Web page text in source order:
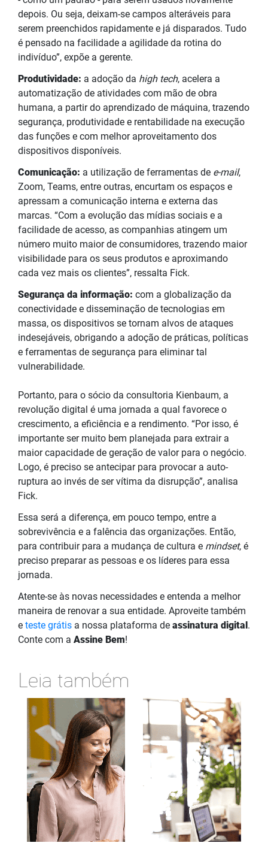
depois. Ou seja, deixam-se campos alteráveis para
serem preenchidos rapidamente e já disparados. Tudo
é pensado na facilidade a agilidade da rotina do
indivíduo”, expõe a gerente.
Produtividade: a adoção da high tech, acelera a
automatização de atividades com mão de obra
humana, a partir do aprendizado de máquina, trazendo
segurança, produtividade e rentabilidade na execução
das funções e com melhor aproveitamento dos
dispositivos disponíveis.
Comunicação: a utilização de ferramentas de e-mail,
Zoom, Teams, entre outras, encurtam os espaços e
apressam a comunicação interna e externa das
marcas. “Com a evolução das mídias sociais e a
facilidade de acesso, as companhias atingem um
número muito maior de consumidores, trazendo maior
visibilidade para os seus produtos e aproximando
cada vez mais os clientes”, ressalta Fick.
Segurança da informação: com a globalização da
conectividade e disseminação de tecnologias em
massa, os dispositivos se tornam alvos de ataques
indesejáveis, obrigando a adoção de práticas, políticas
e ferramentas de segurança para eliminar tal
vulnerabilidade.
Portanto, para o sócio da consultoria Kienbaum, a
revolução digital é uma jornada a qual favorece o
crescimento, a eficiência e a rendimento. “Por isso, é
importante ser muito bem planejada para extrair a
maior capacidade de geração de valor para o negócio.
Logo, é preciso se antecipar para provocar a auto-
ruptura ao invés de ser vítima da disrupção”, analisa
Fick.
Essa será a diferença, em pouco tempo, entre a
sobrevivência e a falência das organizações. Então,
para contribuir para a mudança de cultura e mindset, é
preciso preparar as pessoas e os líderes para essa
jornada.
Atente-se às novas necessidades e entenda a melhor
maneira de renovar a sua entidade. Aproveite também
e teste grátis a nossa plataforma de assinatura digital.
Conte com a Assine Bem!
Leia também